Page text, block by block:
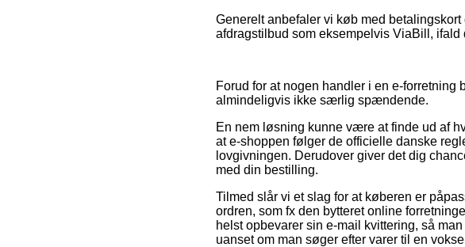
Generelt anbefaler vi køb med
afdragstilbud som eksempelvis ViaBill,
Forud for at nogen handler i en e-
almindeligvis ikke særlig spændende.
En nem løsning kunne være at finde ud af
at e-shoppen følger de officielle danske
lovgivningen. Derudover giver det dig
med din bestilling.
Tilmed slår vi et slag for at køberen er
ordren, som fx den bytteret online
helst opbevarer sin e-mail kvittering, så
uanset om man søger efter varer til en